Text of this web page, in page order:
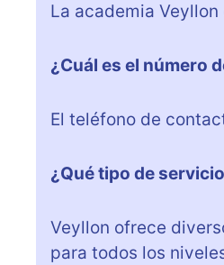
La academia
¿Cuál es el número
El teléfono de
¿Qué tipo de
Veyllon ofrece
para todos los